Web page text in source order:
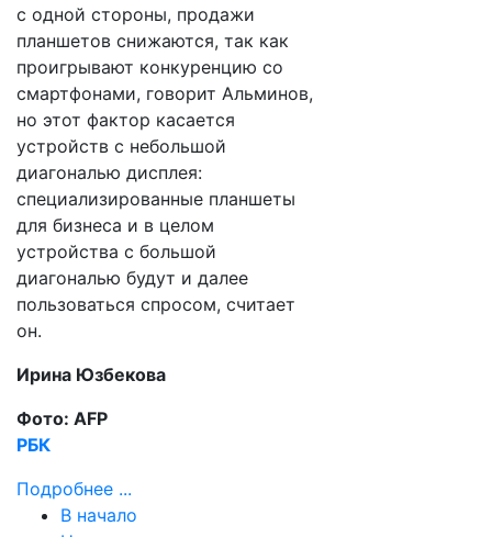
с одной стороны, продажи
планшетов снижаются, так как
проигрывают конкуренцию со
смартфонами, говорит Альминов,
но этот фактор касается
устройств с небольшой
диагональю дисплея:
специализированные планшеты
для бизнеса и в целом
устройства с большой
диагональю будут и далее
пользоваться спросом, считает
он.
Ирина Юзбекова
Фото: AFP
РБК
Подробнее ...
В начало